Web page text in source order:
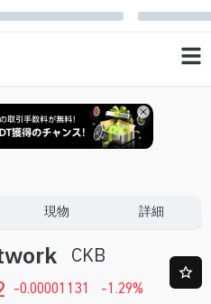
現物 詳細
CKB
-0.00001131 -1.29%